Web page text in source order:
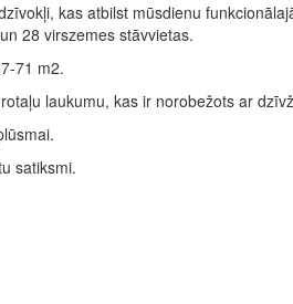
kas atbilst mūsdienu
28 virszemes stāvvietas.
71 m2.
laukumu, kas ir norobežots ar
satiksmi.